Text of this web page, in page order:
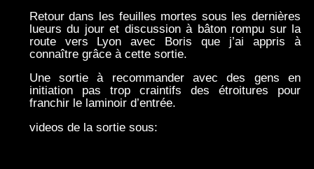
Retour dans les feuilles mortes sous les dernières
lueurs du jour et discussion à bâton rompu sur la
route vers Lyon avec Boris que j’ai appris à
connaître grâce à cette sortie.
Une sortie à recommander avec des gens en
initiation pas trop craintifs des étroitures pour
franchir le laminoir d’entrée.
videos de la sortie sous: